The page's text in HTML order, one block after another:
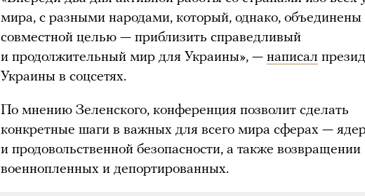
мира, с разными народами, который, однако, объединены
совместной целью — приблизить справедливый
и продолжительный мир для Украины», — написал
Украины в соцсетях.
По мнению Зеленского, конференция позволит сделать
конкретные шаги в важных для всего мира сферах —
и продовольственной безопасности, а также возвращении
военнопленных и депортированных.